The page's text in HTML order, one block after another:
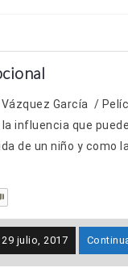
Vázquez García /
influencia que
de un niño y como
29 julio, 2017